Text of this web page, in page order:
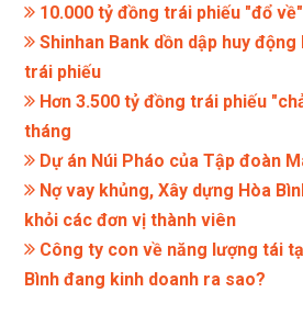
10.000 tỷ đồng trái phiếu "đổ
Shinhan Bank dồn dập huy
trái phiếu
Hơn 3.500 tỷ đồng trái phiếu
tháng
Dự án Núi Pháo của Tập đoàn
Nợ vay khủng, Xây dựng Hòa
khỏi các đơn vị thành viên
Công ty con về năng lượng tái
Bình đang kinh doanh ra sao?